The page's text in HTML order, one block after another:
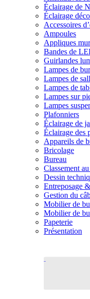
Éclairage de
Éclairage
Accessoires
Ampoules
Appliques
Bandes de
Guirlandes
Lampes de
Lampes de
Lampes de
Lampes sur
Lampes
Plafonniers
Éclairage de
Éclairage des
Appareils de
Bricolage
Bureau
Classement
Dessin
Entreposage
Gestion du
Mobilier de
Mobilier de
Papeterie
Présentation